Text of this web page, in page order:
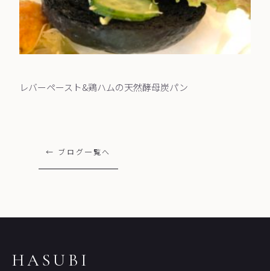
レバーペースト&鶏ハムの天然酵母炭パン
← ブログ一覧へ
HASUBI